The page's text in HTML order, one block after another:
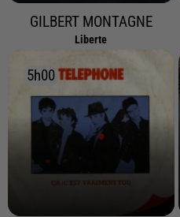
GILBERT MONTAGNE
Liberte
5h00
5h00